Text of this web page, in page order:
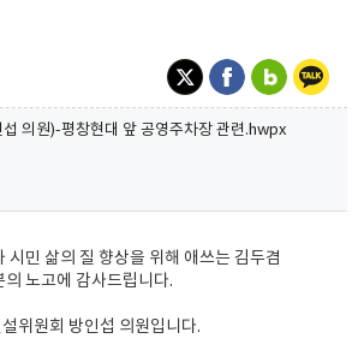
의원)-평창현대 앞 공영주차장 관련.hwpx
시민 삶의 질 향상을 위해 애쓰는 김두겸
노고에 감사드립니다.
위원회 방인섭 의원입니다.